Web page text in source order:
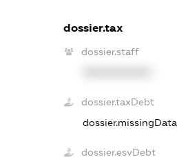
dossier.tax
dossier.staff
dossier.taxDebt
dossier.missingData
dossier.esvDebt